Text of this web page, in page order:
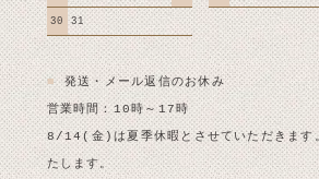
30 31
■発送・メール返信のお休み
営業時間：10時～17時
8/14(金)は夏季休暇とさせていただきます
たします。